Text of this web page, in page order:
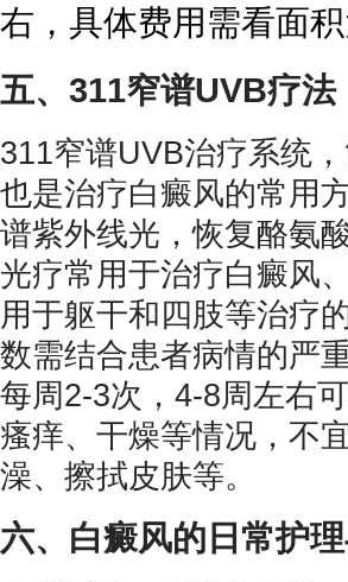
右，具体费用需看面
五、311窄谱UVB疗法
311窄谱UVB治疗系统
也是治疗白癜风的常用
谱紫外线光，恢复酪氨
光疗常用于治疗白癜风
用于躯干和四肢等治疗
数需结合患者病情的严
每周2-3次，4-8周左右
瘙痒、干燥等情况，不
澡、擦拭皮肤等。
六、白癜风的日常护